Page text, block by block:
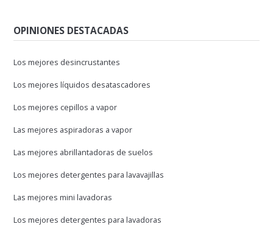
OPINIONES DESTACADAS
Los mejores desincrustantes
Los mejores líquidos desatascadores
Los mejores cepillos a vapor
Las mejores aspiradoras a vapor
Las mejores abrillantadoras de suelos
Los mejores detergentes para lavavajillas
Las mejores mini lavadoras
Los mejores detergentes para lavadoras